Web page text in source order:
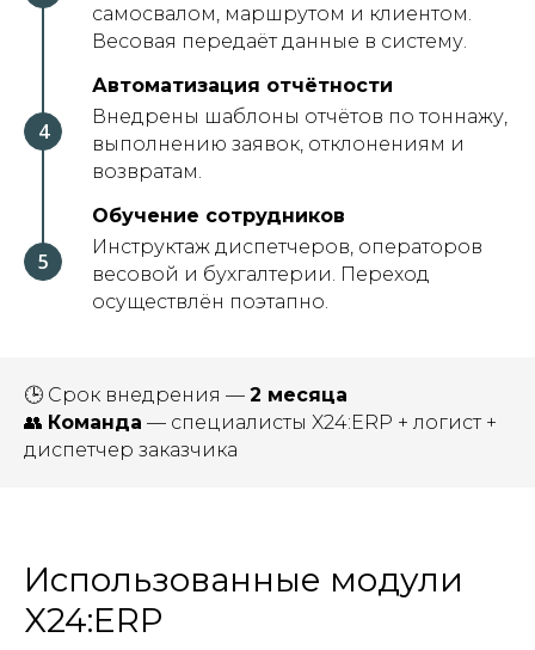
самосвалом, маршрутом и клиентом.
Весовая передаёт данные в систему.
Автоматизация отчётности
Внедрены шаблоны отчётов по тоннажу,
выполнению заявок, отклонениям и
возвратам.
Обучение сотрудников
Инструктаж диспетчеров, операторов
весовой и бухгалтерии. Переход
осуществлён поэтапно.
🕒 Срок внедрения — 2 месяца
👥 Команда — специалисты X24:ERP + логист +
диспетчер заказчика
Использованные модули
X24:ERP